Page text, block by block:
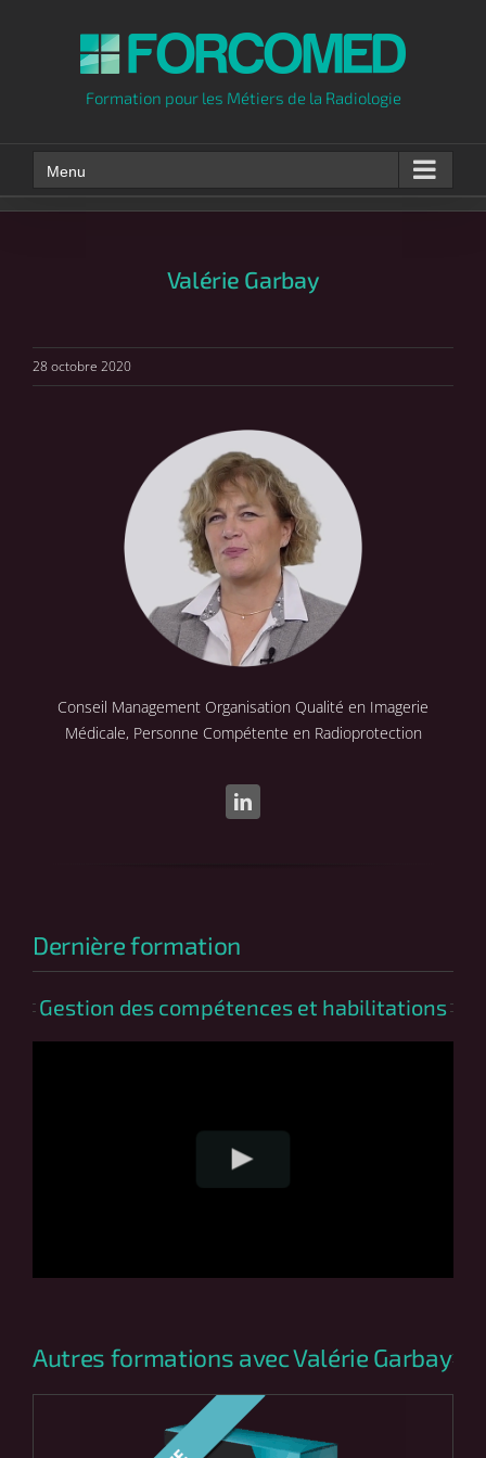
Formation pour les Métiers de la Radiologie
Menu
Valérie Garbay
28 octobre 2020
Conseil Management Organisation Qualité en Imagerie
Médicale, Personne Compétente en Radioprotection
Dernière formation
Gestion des compétences et habilitations
Autres formations avec Valérie Garbay